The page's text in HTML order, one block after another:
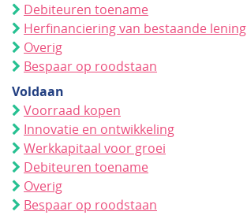
Debiteuren toename
Herfinanciering van bestaande lening
Overig
Bespaar op roodstaan
Voldaan
Voorraad kopen
Innovatie en ontwikkeling
Werkkapitaal voor groei
Debiteuren toename
Overig
Bespaar op roodstaan